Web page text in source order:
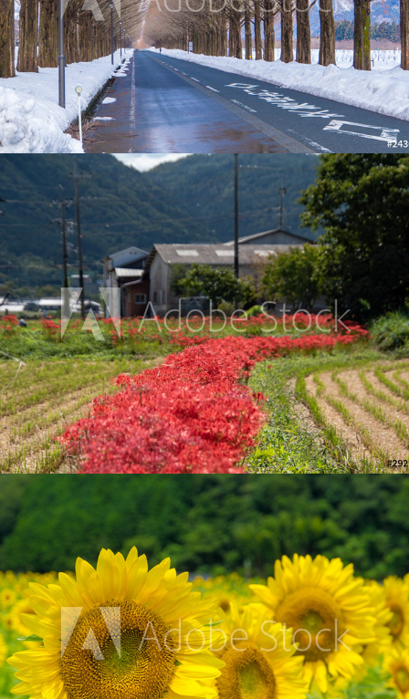
京都亀岡市の彼岸花
2019
佐用町ひまわり畑
2016